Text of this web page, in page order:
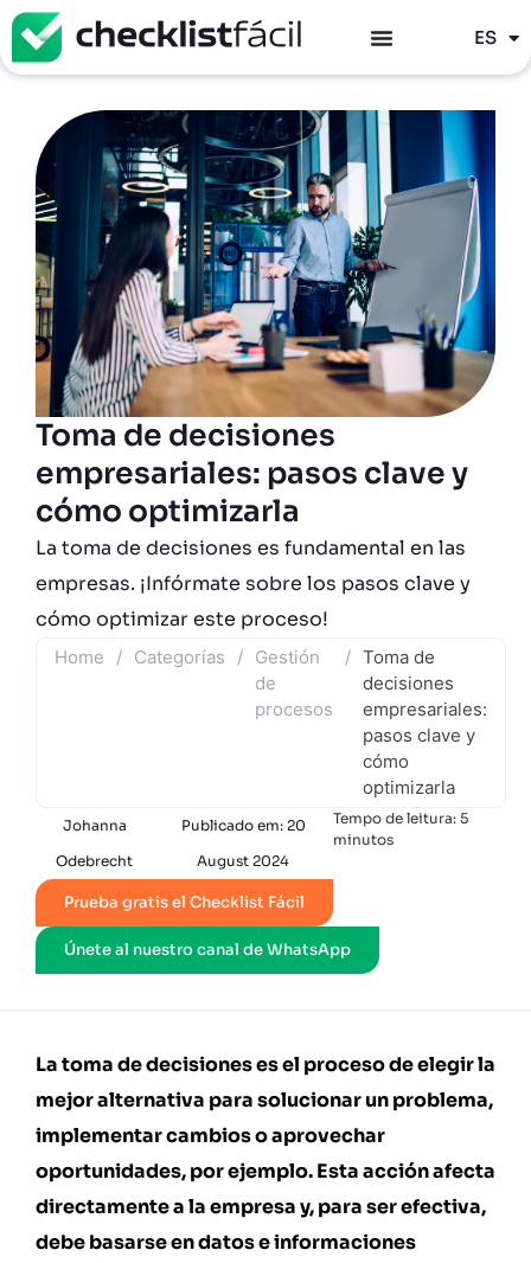
ES
EN
Toma de decisiones
empresariales: pasos clave y
cómo optimizarla
La toma de decisiones es fundamental en las
empresas. ¡Infórmate sobre los pasos clave y
cómo optimizar este proceso!
Home / Categorías / Gestión
de
procesos
/ Toma de
decisiones
empresariales:
pasos clave y
cómo
optimizarla
Johanna
Odebrecht
Publicado em: 20
August 2024
Tempo de leitura: 5
minutos
Prueba gratis el Checklist Fácil
Únete al nuestro canal de WhatsApp
La toma de decisiones es el proceso de elegir la
mejor alternativa para solucionar un problema,
implementar cambios o aprovechar
oportunidades, por ejemplo. Esta acción afecta
directamente a la empresa y, para ser efectiva,
debe basarse en datos e informaciones